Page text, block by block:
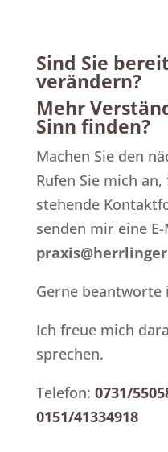
Sind Sie
verändern?
Mehr
Sinn finden?
Machen Sie den
Rufen Sie mich
stehende
senden mir eine
Gerne beantworte
Ich freue mich
sprechen.
Telefon: 0731/
0151/41334918